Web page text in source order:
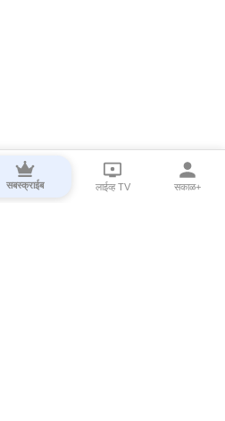
सबस्क्राईब लाईव्ह TV सकाळ+